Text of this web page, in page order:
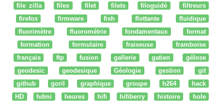
file zilla
files filet filets filoguidé
filtreurs
firefox
firmware fish flottante
fluidique
fluorimètre
fluorométrie fondamentaux
format
formation
formulaire fraiseuse
framboise
français
ftp fusion gallerie gatien
gélose
geodesic
geodesique Géologie gestion
git
github
goril graphique groupe h264
hack
HD
hdmi heures hifi hifiberry histoire
hole